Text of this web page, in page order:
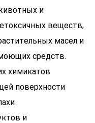
и
веществ,
масел и
средств.
химикатов
поверхности
и